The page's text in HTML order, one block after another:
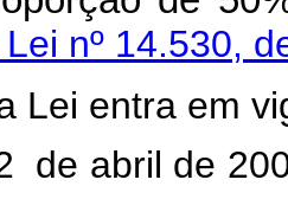
nº 14.530,
Lei entra em
de abril de